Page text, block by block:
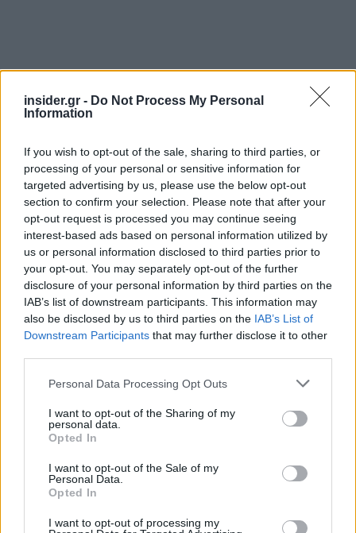
insider.gr - Do Not Process My Personal
Information
If you wish to opt-out of the sale, sharing to third parties, or
processing of your personal or sensitive information for
targeted advertising by us, please use the below opt-out
section to confirm your selection. Please note that after your
opt-out request is processed you may continue seeing
interest-based ads based on personal information utilized by
us or personal information disclosed to third parties prior to
your opt-out. You may separately opt-out of the further
disclosure of your personal information by third parties on the
IAB’s list of downstream participants. This information may
also be disclosed by us to third parties on the IAB’s List of
Downstream Participants that may further disclose it to other
Please note that this website/app uses one or more Google
not limited to your visit or usage behaviour. You may click to
grant or deny consent to Google and its third-party tags to
use your data for below specified purposes in below Google
consent section.
Personal Data Processing Opt Outs
I want to opt-out of the Sharing of my
personal data.
Opted In
I want to opt-out of the Sale of my
Personal Data.
Opted In
I want to opt-out of processing my
Ο πληθωρισμός εξαφανίζει τις αυξήσεις
στους μισθούς - «Παράθυρο» για νέα μέτρα
ενίσχυσης
Η συζήτηση πλέον δεν αφορά μόνο παράταση
αλλά και οριστική κατάργηση, με στόχο να μπει
τέλος στην αβεβαιότητα. Η ΔΕΘ θεωρείται η
κατάλληλη στιγμήγια να κλείσει αυτό το
φορολογικό κεφάλαιο και να δοθεί σαφές σήμα
ότι η αγορά ακινήτων δεν θα βρεθεί ξανά
αντιμέτωπη με αιφνίδιες επιβαρύνσεις.
Ακολουθήστε το